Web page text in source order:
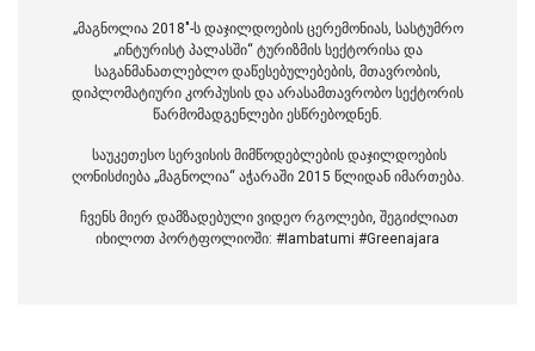
„მაგნოლია 2018"-ს დაჯილდოების ცერემონიას, სასტუმრო
„ინტურისტ პალასში“ ტურიზმის სექტორისა და
საგანმანათლებლო დაწესებულებების, მთავრობის,
დიპლომატიური კორპუსის და არასამთავრობო სექტორის
წარმომადგენლები ესწრებოდნენ.
საუკეთესო სერვისის მიმწოდებლების დაჯილდოების
ღონისძიება „მაგნოლია“ აჭარაში 2015 წლიდან იმართება.
ჩვენს მიერ დამზადებული ვიდეო რგოლები, შეგიძლიათ
იხილოთ პორტფოლიოში: #Iambatumi #Greenajara